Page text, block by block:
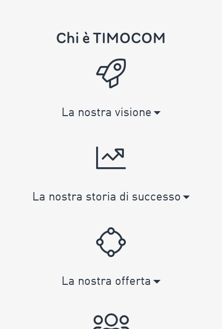
Chi è TIMOCOM
La nostra visione
La nostra storia di successo
La nostra offerta